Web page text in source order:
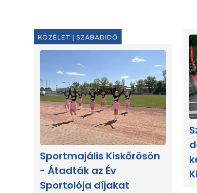
KÖZÉLET SZABADIDŐ
Sportmajális Kiskőrösön
- Átadták az Év
Sportolója díjakat